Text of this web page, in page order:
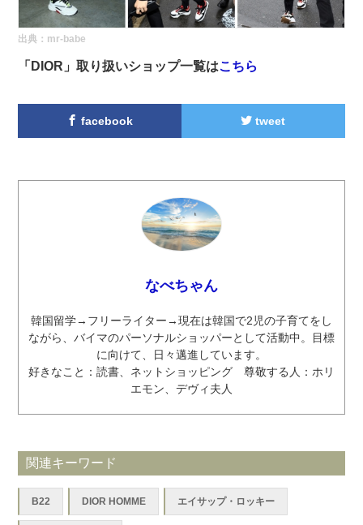
出典： mr-babe
「DIOR」取り扱いショップ一覧はこちら
facebook tweet
なべちゃん
韓国留学→フリーライター→現在は韓国で2児の子育てをし
ながら、バイマのパーソナルショッパーとして活動中。目標
に向けて、日々邁進しています。
好きなこと：読書、ネットショッピング 尊敬する人：ホリ
エモン、デヴィ夫人
関連キーワード
B22 DIOR HOMME エイサップ・ロッキー